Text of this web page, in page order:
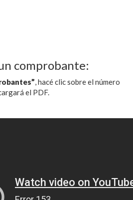
comprobante:
, hacé clic sobre el número
el PDF.